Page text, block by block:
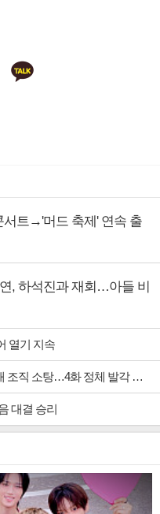
서트→'머드 축제' 연속 출
연, 하석진과 재회…아들 비
열기 지속
소탕…4화 정체 발각 위기 예고
대결 승리